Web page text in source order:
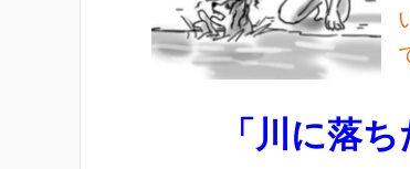
「川に落ち